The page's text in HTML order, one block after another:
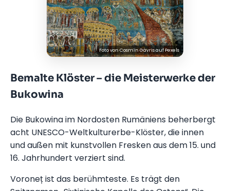
Foto von Cosmin GavrisaufPexels
Bemalte Klöster – die Meisterwerke der
Bukowina
Die Bukowina im Nordosten Rumäniens beherbergt
acht UNESCO-Weltkulturerbe-Klöster, die innen
und außen mit kunstvollen Fresken aus dem 15. und
16. Jahrhundert verziert sind.
Voroneț ist das berühmteste. Es trägt den